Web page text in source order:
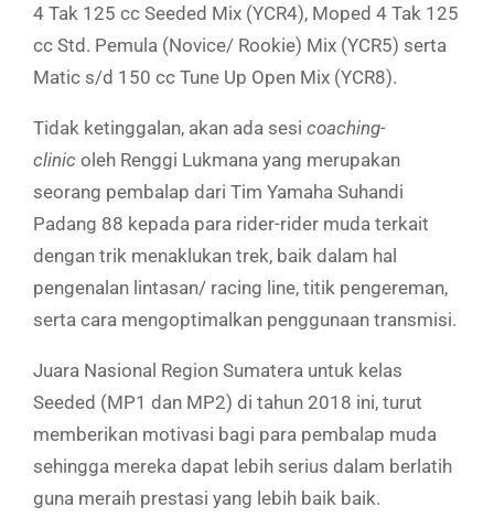
4 Tak 125 cc Seeded Mix (YCR4), Moped 4 Tak 125
cc Std. Pemula (Novice/ Rookie) Mix (YCR5) serta
Matic s/d 150 cc Tune Up Open Mix (YCR8).
Tidak ketinggalan, akan ada sesi coaching-
clinic oleh Renggi Lukmana yang merupakan
seorang pembalap dari Tim Yamaha Suhandi
Padang 88 kepada para rider-rider muda terkait
dengan trik menaklukan trek, baik dalam hal
pengenalan lintasan/ racing line, titik pengereman,
serta cara mengoptimalkan penggunaan transmisi.
Juara Nasional Region Sumatera untuk kelas
Seeded (MP1 dan MP2) di tahun 2018 ini, turut
memberikan motivasi bagi para pembalap muda
sehingga mereka dapat lebih serius dalam berlatih
guna meraih prestasi yang lebih baik baik.